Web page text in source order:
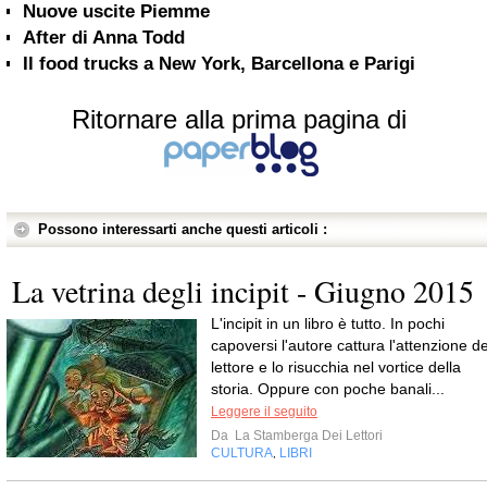
Nuove uscite Piemme
After di Anna Todd
Il food trucks a New York, Barcellona e Parigi
Ritornare alla prima pagina di
Possono interessarti anche questi articoli :
La vetrina degli incipit - Giugno 2015
L'incipit in un libro è tutto. In pochi
capoversi l'autore cattura l'attenzione
lettore e lo risucchia nel vortice della
storia. Oppure con poche banali...
Leggere il seguito
Da La Stamberga Dei Lettori
CULTURA LIBRI